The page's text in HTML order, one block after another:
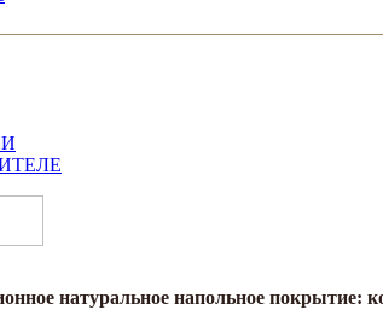
натуральное напольное покрытие: